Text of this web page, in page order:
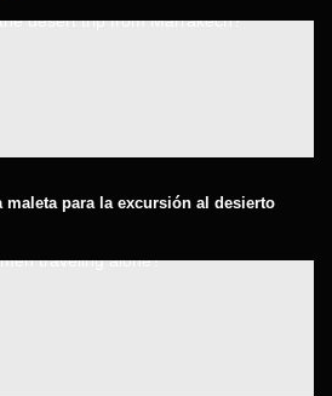
maleta para la excursión al desierto